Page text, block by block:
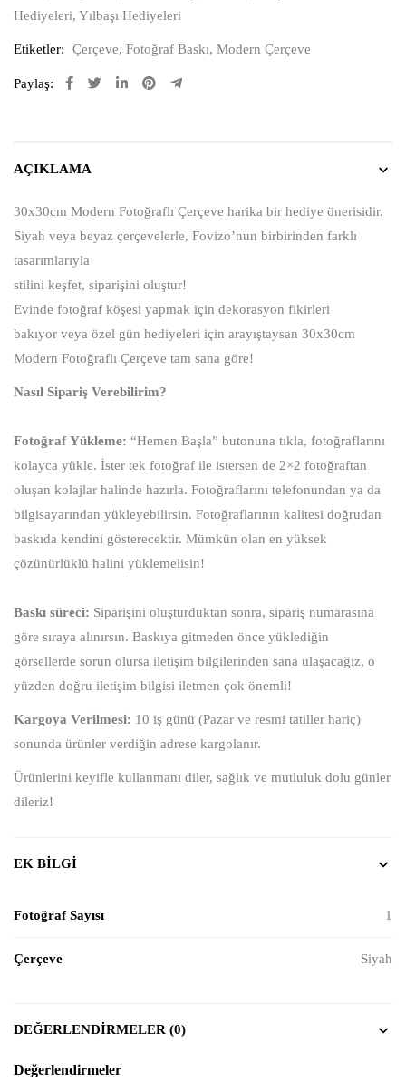
Hediyeleri, Yılbaşı Hediyeleri
Etiketler: Çerçeve, Fotoğraf Baskı, Modern Çerçeve
Paylaş:
AÇIKLAMA
30x30cm Modern Fotoğraflı Çerçeve harika bir hediye önerisidir.
Siyah veya beyaz çerçevelerle, Fovizo’nun birbirinden farklı
tasarımlarıyla
stilini keşfet, siparişini oluştur!
Evinde fotoğraf köşesi yapmak için dekorasyon fikirleri
bakıyor veya özel gün hediyeleri için arayıştaysan 30x30cm
Modern Fotoğraflı Çerçeve tam sana göre!
Nasıl Sipariş Verebilirim?
Fotoğraf Yükleme: “Hemen Başla” butonuna tıkla, fotoğraflarını
kolayca yükle. İster tek fotoğraf ile istersen de 2×2 fotoğraftan
oluşan kolajlar halinde hazırla. Fotoğraflarını telefonundan ya da
bilgisayarından yükleyebilirsin. Fotoğraflarının kalitesi doğrudan
baskıda kendini gösterecektir. Mümkün olan en yüksek
çözünürlüklü halini yüklemelisin!
Baskı süreci: Siparişini oluşturduktan sonra, sipariş numarasına
göre sıraya alınırsın. Baskıya gitmeden önce yüklediğin
görsellerde sorun olursa iletişim bilgilerinden sana ulaşacağız, o
yüzden doğru iletişim bilgisi iletmen çok önemli!
Kargoya Verilmesi: 10 iş günü (Pazar ve resmi tatiller hariç)
sonunda ürünler verdiğin adrese kargolanır.
Ürünlerini keyifle kullanmanı diler, sağlık ve mutluluk dolu günler
dileriz!
EK BILGI
Fotoğraf Sayısı 1
Çerçeve Siyah
DEĞERLENDIRMELER (0)
Değerlendirmeler